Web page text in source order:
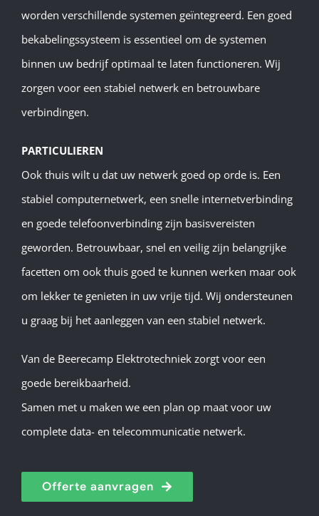
worden verschillende systemen geïntegreerd. Een goed
bekabelingssysteem is essentieel om de systemen
binnen uw bedrijf optimaal te laten functioneren. Wij
zorgen voor een stabiel netwerk en betrouwbare
verbindingen.
PARTICULIEREN
Ook thuis wilt u dat uw netwerk goed op orde is. Een
stabiel computernetwerk, een snelle internetverbinding
en goede telefoonverbinding zijn basisvereisten
geworden. Betrouwbaar, snel en veilig zijn belangrijke
facetten om ook thuis goed te kunnen werken maar ook
om lekker te genieten in uw vrije tijd. Wij ondersteunen
u graag bij het aanleggen van een stabiel netwerk.
Van de Beerecamp Elektrotechniek zorgt voor een
goede bereikbaarheid.
Samen met u maken we een plan op maat voor uw
complete data- en telecommunicatie netwerk.
Offerte aanvragen